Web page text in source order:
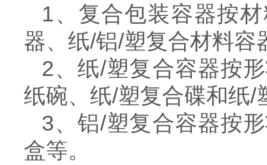
1、复合包装容器按
器、纸/铝/塑复合材料容
2、纸/塑复合容器按
纸碗、纸/塑复合碟和纸/
3、铝/塑复合容器按
盒等。